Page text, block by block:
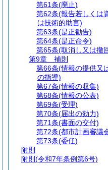
第61条(廃止)
第62条(報告若しくは
は技術的助言)
第63条(是正勧告)
第64条(是正命令)
第65条(取消し又は撤
第9章
補則
第66条(情報の提供又
の指導)
第67条(情報の収集)
第68条(情報の公表)
第69条(受理)
第70条(届出の効力)
第71条(書面の交付)
第72条(都市計画審議
第73条(委任)
附則
附則 (令和7年条例第6号)